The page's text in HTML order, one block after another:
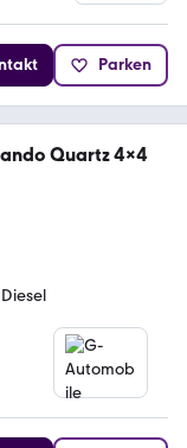
Parken
Quartz 4x4
Diesel